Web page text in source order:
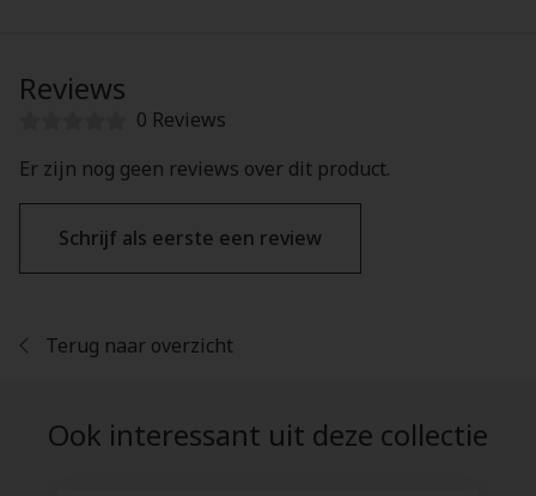
Reviews
0 Reviews
Er zijn nog geen reviews over dit product.
Schrijf als eerste een review
Terug naar overzicht
Ook interessant uit deze collectie